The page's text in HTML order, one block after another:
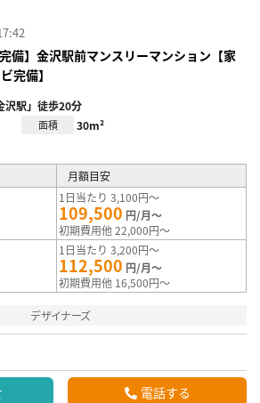
備】金沢駅前マンスリーマンション【家
完備】
沢駅」徒歩20分
面積 30m²
月額目安
1日当たり 3,100円～
109,500 円/月～
初期費用他 22,000円～
1日当たり 3,200円～
112,500 円/月～
初期費用他 16,500円～
デザイナーズ
電話する